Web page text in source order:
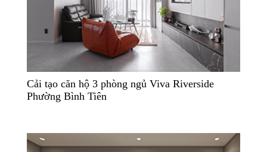
Cải tạo căn hộ 3 phòng ngủ Viva Riverside
Phường Bình Tiên